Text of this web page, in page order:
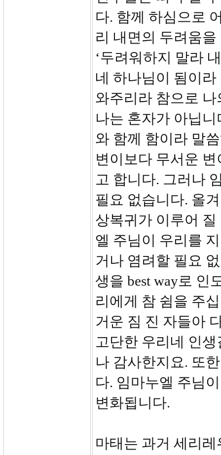
다. 함께 하심으로
리 내면의 두려움
‘두려워하지 말라
네 하나님이 됨이
와주리라 참으로
나는 혼자가 아닙
와 함께 함이라 말
변이보다 무서운
고 합니다. 그러나
필요 없습니다. 올
상복귀가 이루어
엘 주님이 우리를
거나 염려할 필요
생을 best way로 인
리에게 참 쉼을 주
거운 짐 진 자들아
고단한 우리네 인
나 감사한지요. 또
다. 임마누엘 주님
변화됩니다.
마태는 과거 세리